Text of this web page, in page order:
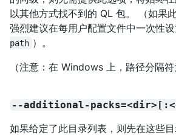
以其他方式找不到的 QL 包。 （如果
强烈建议在每用户配置文件中一次性
path ）。
（注意：在 Windows 上，路径分隔符
--additional-
如果给定了此目录列表，则先在这些